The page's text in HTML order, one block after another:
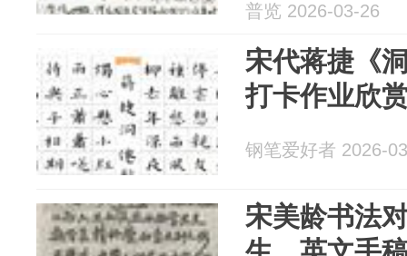
普览 2026-03-26
宋代蒋捷《
打卡作业欣
钢笔爱好者 2026-
宋美龄书法